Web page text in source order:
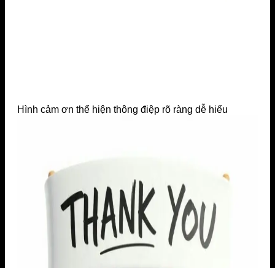
Hình cảm ơn thể hiện thông điệp rõ ràng dễ hiểu